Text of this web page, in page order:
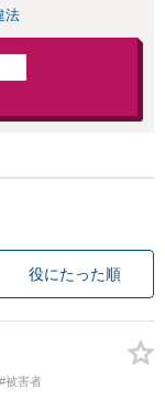
法
役にたった順
#被害者